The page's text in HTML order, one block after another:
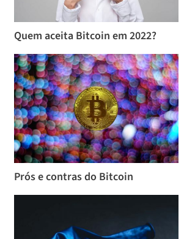
Quem aceita Bitcoin em 2022?
Prós e contras do Bitcoin